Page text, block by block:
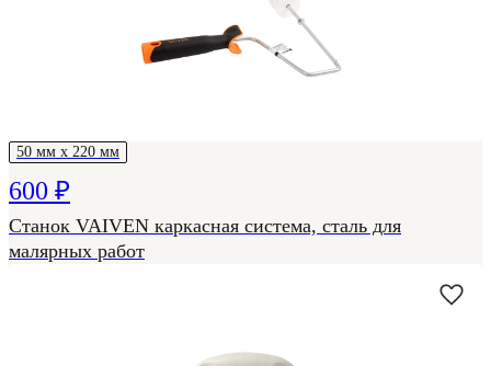
50 мм х 220 мм
600 ₽
Станок VAIVEN каркасная система, сталь для
малярных работ